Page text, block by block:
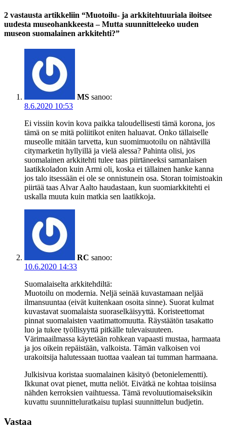
2 vastausta artikkeliin “Muotoilu- ja arkkitehtuuriala iloitsee
uudesta museohankkeesta – Mutta suunnitteleeko uuden
museon suomalainen arkkitehti?”
MS sanoo:
8.6.2020 10:53
Ei vissiin kovin kova paikka taloudellisesti tämä korona, jos
tämä on se mitä poliitikot eniten haluavat. Onko tällaiselle
museolle mitään tarvetta, kun suomimuotoilu on nähtävillä
citymarketin hyllyillä ja vielä alessa? Pahinta olisi, jos
suomalainen arkkitehti tulee taas piirtäneeksi samanlaisen
laatikkoladon kuin Armi oli, koska ei tällainen hanke kanna
jos talo itsessään ei ole se onnistunein osa. Storan toimistoakin
piirtää taas Alvar Aalto haudastaan, kun suomiarkkitehti ei
uskalla muuta kuin matkia sen laatikkoja.
RC sanoo:
10.6.2020 14:33
Suomalaiselta arkkitehdiltä:
Muotoilu on modernia. Neljä seinää kuvastamaan neljää
ilmansuuntaa (eivät kuitenkaan osoita sinne). Suorat kulmat
kuvastavat suomalaista suoraselkäisyyttä. Koristeettomat
pinnat suomalaisten vaatimattomuutta. Räystäätön tasakatto
luo ja tukee työllisyyttä pitkälle tulevaisuuteen.
Värimaailmassa käytetään rohkean vapaasti mustaa, harmaata
ja jos oikein repäistään, valkoista. Tämän valkoisen voi
urakoitsija halutessaan tuottaa vaalean tai tumman harmaana.
Julkisivua koristaa suomalainen käsityö (betonielementti).
Ikkunat ovat pienet, mutta neliöt. Eivätkä ne kohtaa toisiinsa
nähden kerroksien vaihtuessa. Tämä revoluutiomaiseksikin
kuvattu suunnitteluratkaisu tuplasi suunnittelun budjetin.
Vastaa